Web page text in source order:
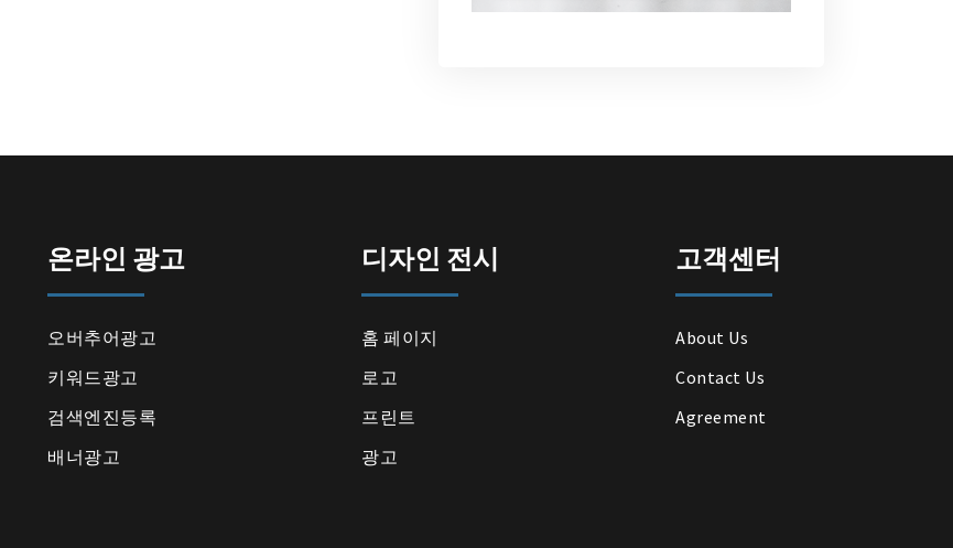
온라인 광고
오버추어광고
키워드광고
검색엔진등록
배너광고
디자인 전시
홈 페이지
로고
프린트
광고
고객센터
About Us
Contact Us
Agreement